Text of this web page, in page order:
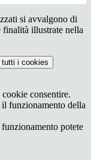
si avvalgono di
finalità illustrate nella
i cookies
consentire.
funzionamento della
potete